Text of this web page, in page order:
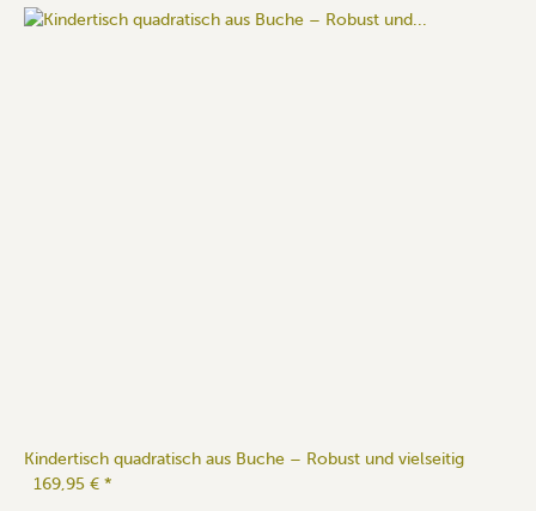
Kindertisch quadratisch aus Buche – Robust und vielseitig
169,95 € *